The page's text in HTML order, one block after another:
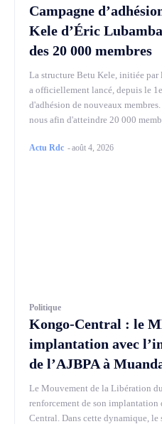
Campagne
Kele d’Éric
des 20 000 membres
La structure Betu Kele, initiée
a officiellement lancé, depuis le
d'adhésion de nouveaux
nous afin d'atteindre 20 000
Actu Rdc -août 4, 2026
Politique
Kongo-Central : le
implantation avec
de l’AJBPA à
Le Mouvement de la Libération
renforcement de son
Central. Dans cette dynamique, le